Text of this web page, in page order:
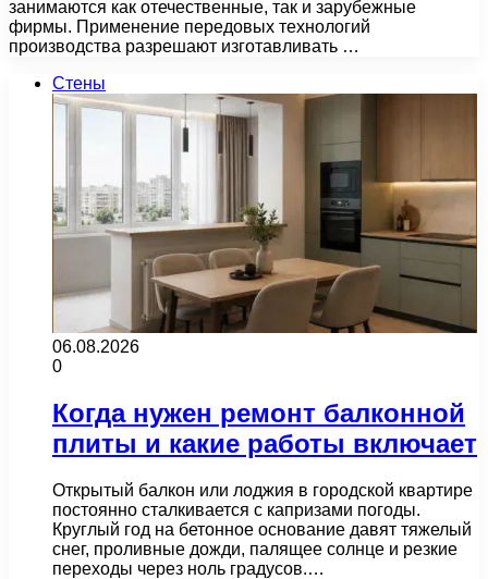
занимаются как отечественные, так и зарубежные
фирмы. Применение передовых технологий
производства разрешают изготавливать …
Стены
06.08.2026
0
Когда нужен ремонт балконной
плиты и какие работы включает
Открытый балкон или лоджия в городской квартире
постоянно сталкивается с капризами погоды.
Круглый год на бетонное основание давят тяжелый
снег, проливные дожди, палящее солнце и резкие
переходы через ноль градусов.…